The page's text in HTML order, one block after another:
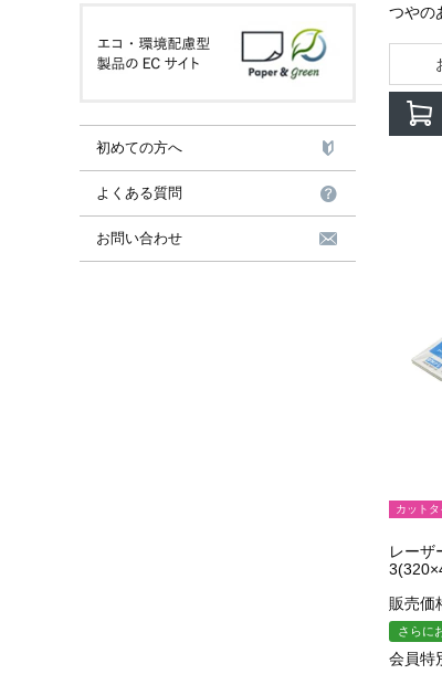
初めての方へ
よくある質問
お問い合わせ
つやの
カット
レーザ
販売価
さらに
会員特